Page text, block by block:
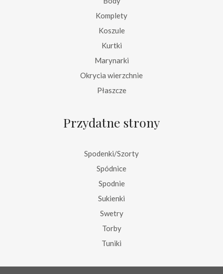
Komplety
Koszule
Kurtki
Marynarki
Okrycia wierzchnie
Płaszcze
Przydatne strony
Spodenki/Szorty
Spódnice
Spodnie
Sukienki
Swetry
Torby
Tuniki